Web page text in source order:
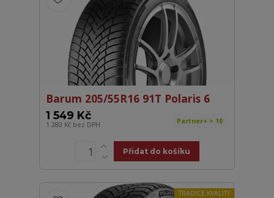
Barum 205/55R16 91T Polaris 6
1 549 Kč
1 280 Kč bez DPH Partner+ > 10
Přidat do košíku
TRADICE KVALITY